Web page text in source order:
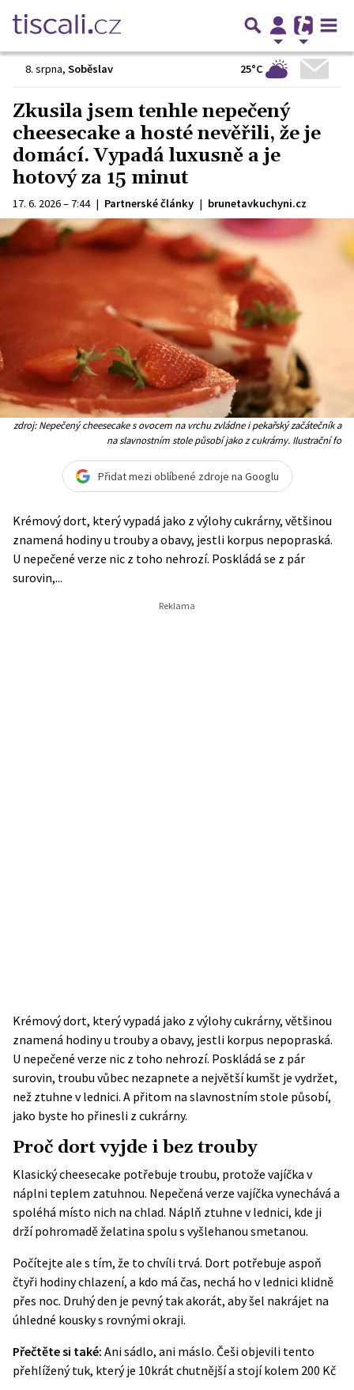
8. srpna, Soběslav 25°C
Zkusila jsem tenhle nepečený
cheesecake a hosté nevěřili, že je
domácí. Vypadá luxusně a je
hotový za 15 minut
17. 6. 2026 – 7:44 | Partnerské články | brunetavkuchyni.cz
zdroj: Nepečený cheesecake s ovocem na vrchu zvládne i pekařský začátečník a
na slavnostním stole působí jako z cukrárny. Ilustrační fo
Přidat mezi oblíbené zdroje na Googlu
Krémový dort, který vypadá jako z výlohy cukrárny, většinou
znamená hodiny u trouby a obavy, jestli korpus nepopraská.
U nepečené verze nic z toho nehrozí. Poskládá se z pár
surovin,...
Krémový dort, který vypadá jako z výlohy cukrárny, většinou
znamená hodiny u trouby a obavy, jestli korpus nepopraská.
U nepečené verze nic z toho nehrozí. Poskládá se z pár
surovin, troubu vůbec nezapnete a největší kumšt je vydržet,
než ztuhne v lednici. A přitom na slavnostním stole působí,
jako byste ho přinesli z cukrárny.
Proč dort vyjde i bez trouby
Klasický cheesecake potřebuje troubu, protože vajíčka v
náplni teplem zatuhnou. Nepečená verze vajíčka vynechává a
spoléhá místo nich na chlad. Náplň ztuhne v lednici, kde ji
drží pohromadě želatina spolu s vyšlehanou smetanou.
Počítejte ale s tím, že to chvíli trvá. Dort potřebuje aspoň
čtyři hodiny chlazení, a kdo má čas, nechá ho v lednici klidně
přes noc. Druhý den je pevný tak akorát, aby šel nakrájet na
úhledné kousky s rovnými okraji.
Přečtěte si také: Ani sádlo, ani máslo. Češi objevili tento
přehlížený tuk, který je 10krát chutnější a stojí kolem 200 Kč